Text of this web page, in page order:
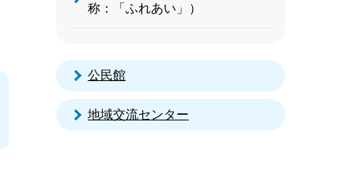
称：「ふれあい」）
公民館
地域交流センター